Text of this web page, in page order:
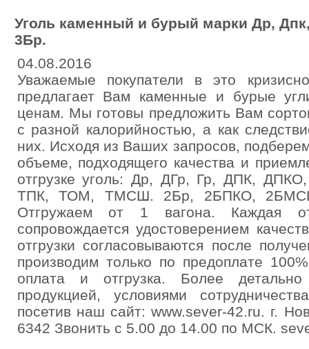
Уголь каменный и бурый марки Др,
3Бр.
04.08.2016
Уважаемые покупатели в это
предлагает Вам каменные и бурые
ценам. Мы готовы предложить Вам
с разной калорийностью, а как
них. Исходя из Ваших запросов,
объеме, подходящего качества и
отгрузке уголь: Др, ДГр, Гр, ДПК,
ТПК, ТОМ, ТМСШ. 2Бр, 2БПКО,
Отгружаем от 1 вагона. Каждая
сопровождается удостоверением
отгрузки согласовываются после
производим только по предоплате
оплата и отгрузка. Более
продукцией, условиями
посетив наш сайт: www.sever-42.ru. г.
6342 Звонить с 5.00 до 14.00 по МСК.